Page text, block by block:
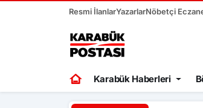
Resmi İlanlarYazarlarNöbetçi
Karabük Haberleri